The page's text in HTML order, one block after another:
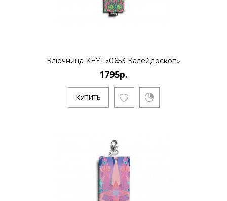
КУПИТЬ
..
1795р.
Ключница KEY1 «0653 Калейдоскоп»
1795р.
КУПИТЬ